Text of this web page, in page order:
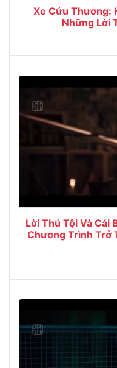
Xe Cứu Thương:
Những Lời
Lời Thú Tội Và Cái
Chương Trình Trở